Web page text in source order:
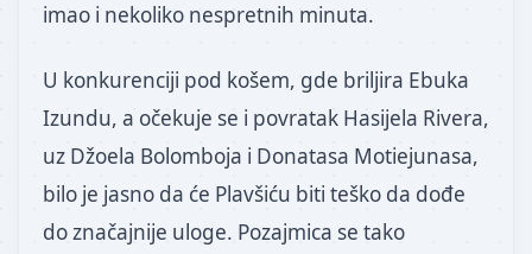
imao i nekoliko nespretnih minuta.
U konkurenciji pod košem, gde briljira Ebuka
Izundu, a očekuje se i povratak Hasijela Rivera,
uz Džoela Bolomboja i Donatasa Motiejunasa,
bilo je jasno da će Plavšiću biti teško da dođe
do značajnije uloge. Pozajmica se tako